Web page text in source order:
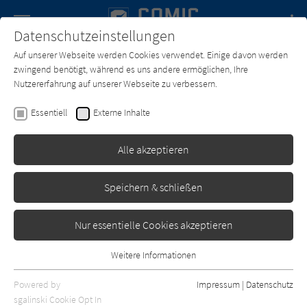
SUCHE Forum Charts Newsletter
Text: Chang Sheng Zeichner:
BABY. 1
Erschienen: April 2026
Datenschutzeinstellungen
Auf unserer Webseite werden Cookies verwendet. Einige davon werden
zwingend benötigt, während es uns andere ermöglichen, Ihre
Nutzererfahrung auf unserer Webseite zu verbessern.
Essentiell Externe Inhalte
Alle akzeptieren
Speichern & schließen
Nur essentielle Cookies akzeptieren
Essentielle Cookies werden für grundlegende Funktionen der
Webseite benötigt. Dadurch ist gewährleistet, dass die Webseite
Weitere Informationen
Powered by
sgalinski Cookie Opt In
Impressum | Datenschutz